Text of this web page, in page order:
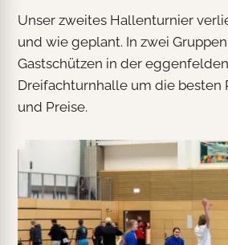
Unser zweites Hallenturnier
und wie geplant. In zwei
Gastschützen in der
Dreifachturnhalle um die besten
und Preise.